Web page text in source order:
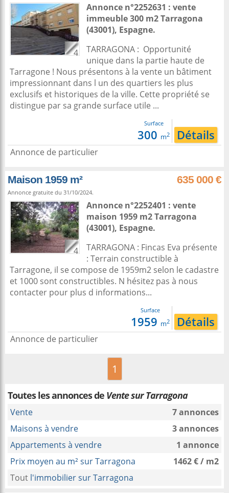
4
Annonce n°2252631 : vente
immeuble 300 m2Tarragona
(43001), Espagne.
TARRAGONA : Opportunité
unique dans la partie haute de
Tarragone ! Nous présentons à la vente un bâtiment
impressionnant dans l un des quartiers les plus
exclusifs et historiques de la ville. Cette propriété se
distingue par sa grande surface utile ...
Surface
300 m2 Détails
Annonce de particulier
Maison 1959 m² 635 000 €
Annonce gratuite du 31/10/2024.
4
Annonce n°2252401 : vente
maison 1959 m2Tarragona
(43001), Espagne.
TARRAGONA : Fincas Eva présente
: Terrain constructible à
Tarragone, il se compose de 1959m2 selon le cadastre
et 1000 sont constructibles. N hésitez pas à nous
contacter pour plus d informations...
Surface
1959 m2 Détails
Annonce de particulier
1
Toutes les annonces de Vente sur Tarragona
Vente
7 annonces
Maisons à vendre
3 annonces
Appartements à vendre
1 annonce
Prix moyen au m² sur Tarragona
1462 € / m2
Tout l'immobilier sur Tarragona